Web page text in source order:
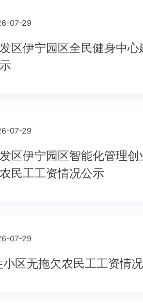
07-29
区伊宁园区全民健身中
07-29
区伊宁园区智能化管理创
民工工资情况公示
07-29
小区无拖欠农民工工资情